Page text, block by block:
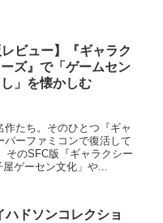
レビュー】『ギャラク
ズ』で「ゲームセン
」を懐かしむ
たち。そのひとつ『ギャ
パーファミコンで復活して
そのSFC版『ギャラクシー
ゲーセン文化」や...
ハドソンコレクショ